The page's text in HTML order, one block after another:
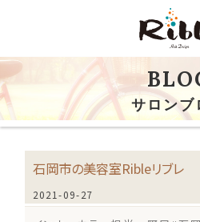
サロンブ
石岡市の美容室Ribleリブレ
2021-09-27